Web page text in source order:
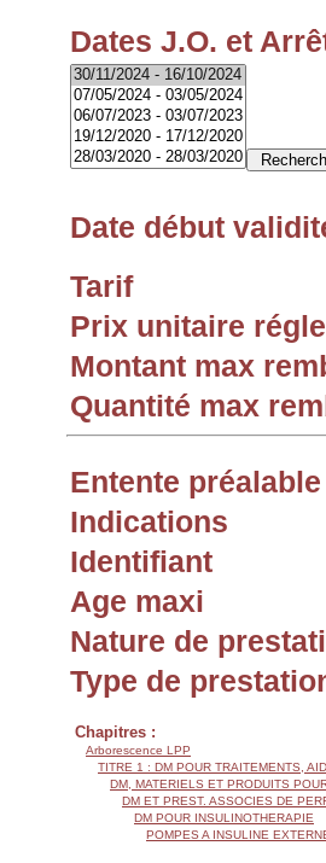
Dates J.O. et
Date début
Tarif
Prix unitaire
Montant max
Quantité max
Entente préalable
Indications
Identifiant
Age maxi
Nature de
Type de
Chapitres :
Arborescence LPP
TITRE 1 : DM POUR TRAITEMENTS,
DM, MATERIELS ET PRODUITS
DM ET PREST. ASSOCIES DE
DM POUR INSULINOTHERAPIE
POMPES A INSULINE